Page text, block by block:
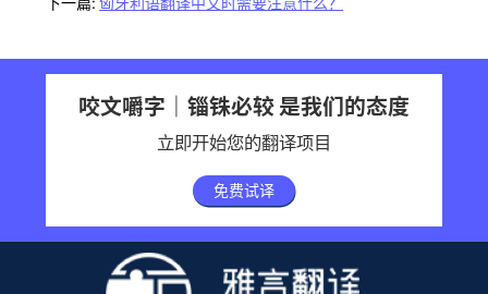
咬文嚼字｜锱铢必较 是我们的态度
立即开始您的翻译项目
免费试译